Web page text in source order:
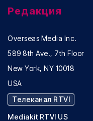
Редакция
Overseas Media Inc.
589 8th Ave., 7th Floor
New York, NY 10018
USA
Телеканал RTVI
Mediakit RTVI US